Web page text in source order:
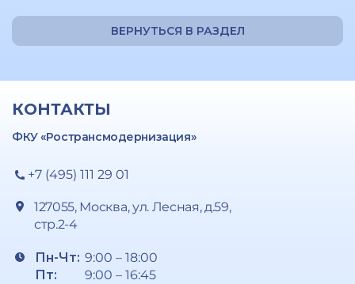
ВЕРНУТЬСЯ В РАЗДЕЛ
КОНТАКТЫ
ФКУ «Ространсмодернизация»
+7 (495) 111 29 01
127055, Москва, ул. Лесная, д.59,
стр.2-4
Пн-Чт:
Пт:
9:00 – 18:00
9:00 – 16:45